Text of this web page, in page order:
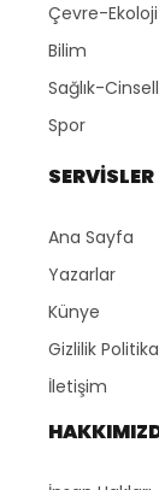
Çevre-Ekoloji
Bilim
Sağlık-
Spor
SERVİSLER
Ana Sayfa
Yazarlar
Künye
Gizlilik
İletişim